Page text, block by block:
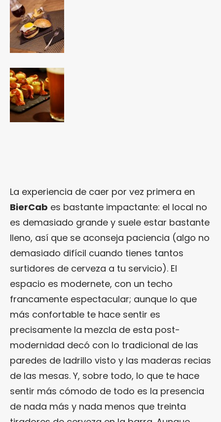
La experiencia de caer por vez primera en
BierCab es bastante impactante: el local no
es demasiado grande y suele estar bastante
lleno, así que se aconseja paciencia (algo no
demasiado difícil cuando tienes tantos
surtidores de cerveza a tu servicio). El
espacio es modernete, con un techo
francamente espectacular; aunque lo que
más confortable te hace sentir es
precisamente la mezcla de esta post-
modernidad decó con lo tradicional de las
paredes de ladrillo visto y las maderas recias
de las mesas. Y, sobre todo, lo que te hace
sentir más cómodo de todo es la presencia
de nada más y nada menos que treinta